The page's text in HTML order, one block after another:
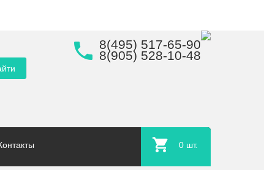
8(495) 517-65-90
8(905) 528-10-48
0 шт.